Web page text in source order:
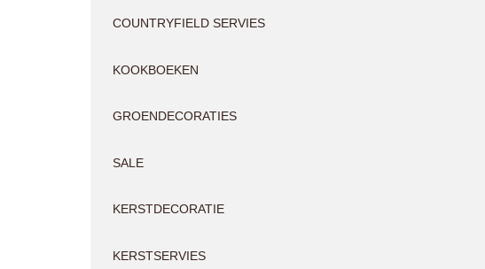
COUNTRYFIELD SERVIES
KOOKBOEKEN
GROENDECORATIES
SALE
KERSTDECORATIE
KERSTSERVIES